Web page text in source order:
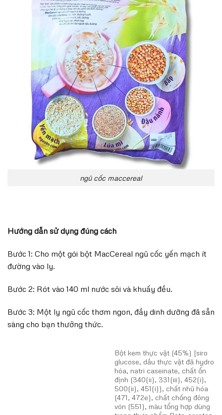
ngũ cốc maccereal
Hướng dẫn sử dụng đúng cách
Bước 1: Cho một gói bột MacCereal ngũ cốc yến mạch ít
đường vào ly.
Bước 2: Rót vào 140 ml nước sôi và khuấy đều.
Bước 3: Một ly ngũ cốc thơm ngon, đầy dinh dưỡng đã sẵn
sàng cho bạn thưởng thức.
Bột kem thực vật (45%) [siro
glucose, dầu thực vật đã hydro
hóa, natri caseinate, chất ổn
định (340(ii), 331(iii), 452(i),
500(ii), 451(i)), chất nhũ hóa
(471, 472e), chất chống đông
vón (551), màu tổng hợp dùng